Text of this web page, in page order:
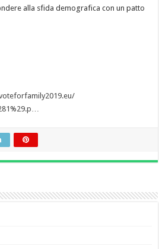
alla sfida demografica con un patto